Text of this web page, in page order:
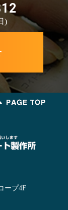
)
ープ4F